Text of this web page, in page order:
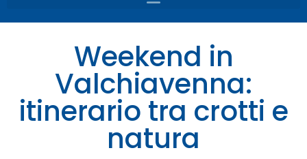
Weekend in
Valchiavenna:
itinerario tra crotti e
natura